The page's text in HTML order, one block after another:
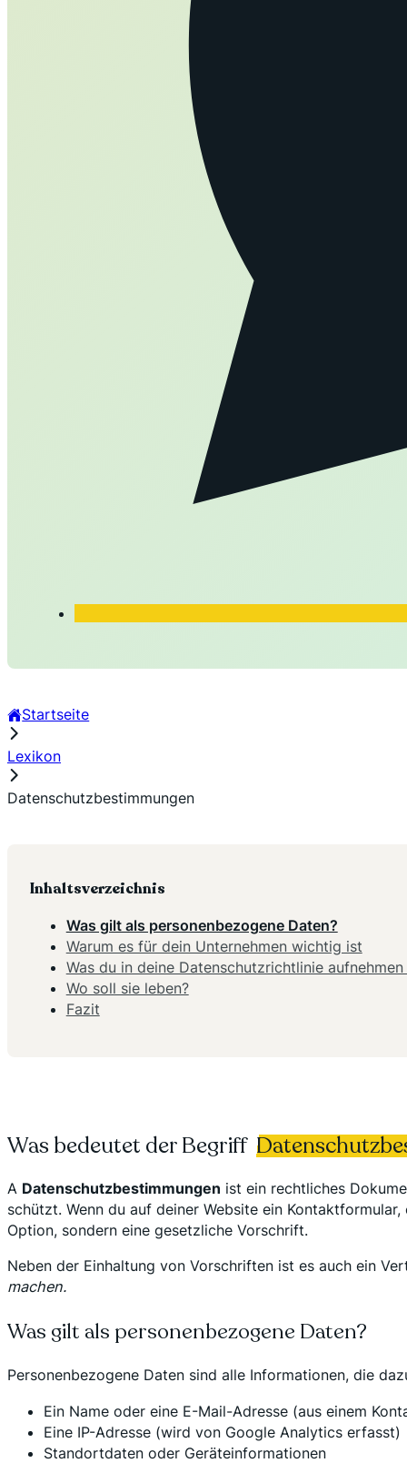
Startseite
Lexikon
Datenschutzbestimmungen
Was bedeutet der Begriff
A Datenschutzbestimmungen ist ein rechtliches
schützt. Wenn du auf deiner Website ein
Option, sondern eine gesetzliche Vorschrift.
Neben der Einhaltung von Vorschriften ist es auch ein
machen.
Was gilt als personenbezogene Daten?
Personenbezogene Daten sind alle Informationen, die
Ein Name oder eine E-Mail-Adresse (aus einem
Eine IP-Adresse (wird von Google Analytics erfasst)
Standortdaten oder Geräteinformationen
Inhaltsverzeichnis
Was gilt als personenbezogene Daten?
Warum es für dein Unternehmen wichtig ist
Was du in deine Datenschutzrichtlinie
Wo soll sie leben?
Fazit